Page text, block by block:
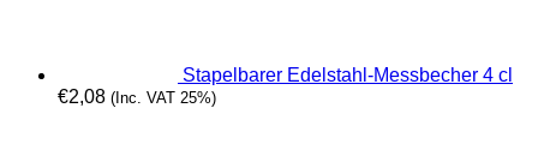
Stapelbarer Edelstahl-Messbecher 4 cl
€2,08 (Inc. VAT 25%)